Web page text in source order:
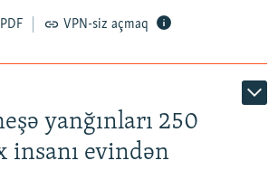
PDF VPN-siz açmaq
yanğınları 250
insanı evindən